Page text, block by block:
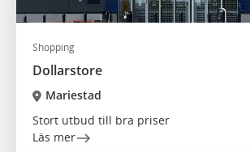
Shopping
Dollarstore
Mariestad
Stort utbud till bra priser
Läs mer